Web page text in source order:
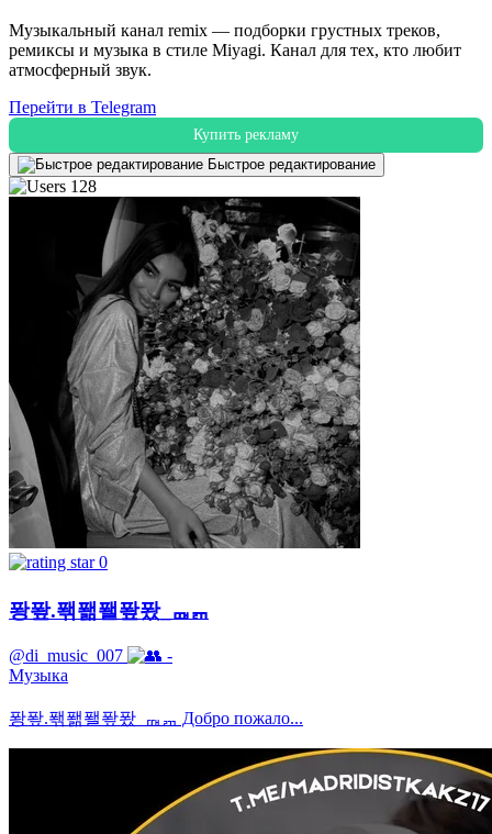
Музыкальный канал remix — подборки грустных треков,
ремиксы и музыка в стиле Miyagi. Канал для тех, кто любит
атмосферный звук.
Перейти в Telegram
Купить рекламу
Быстрое редактирование
128
0
퐝퐢.퐦퐮퐬퐢퐜_ퟎퟕ
@di_music_007
-
Музыка
퐝퐢.퐦퐮퐬퐢퐜_ퟎퟕ Добро пожало...